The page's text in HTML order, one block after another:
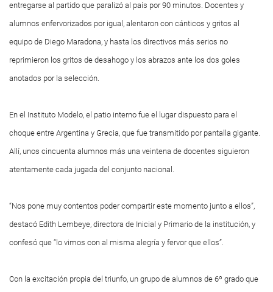
entregarse al partido que paralizó al país por 90 minutos. Docentes y
alumnos enfervorizados por igual, alentaron con cánticos y gritos al
equipo de Diego Maradona, y hasta los directivos más serios no
reprimieron los gritos de desahogo y los abrazos ante los dos goles
anotados por la selección.
En el Instituto Modelo, el patio interno fue el lugar dispuesto para el
choque entre Argentina y Grecia, que fue transmitido por pantalla gigante.
Allí, unos cincuenta alumnos más una veintena de docentes siguieron
atentamente cada jugada del conjunto nacional.
“Nos pone muy contentos poder compartir este momento junto a ellos”,
destacó Edith Lembeye, directora de Inicial y Primario de la institución, y
confesó que “lo vimos con al misma alegría y fervor que ellos”.
Con la excitación propia del triunfo, un grupo de alumnos de 6º grado que